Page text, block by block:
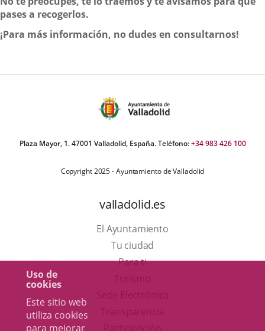
Uso de
cookies
Este sitio web
utiliza cookies
para mejorar
pases a recogerlos.
¡Para más información, no dudes en consultarnos!
Plaza Mayor, 1. 47001 Valladolid, España. Teléfono:+34 983 426 100
Copyright 2025 - Ayuntamiento de Valladolid
valladolid.es
El Ayuntamiento
Tu ciudad
Para ti